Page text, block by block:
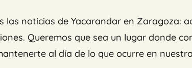
las noticias de Yacarandar en Zaragoza:
Queremos que sea un lugar donde
al día de lo que ocurre en